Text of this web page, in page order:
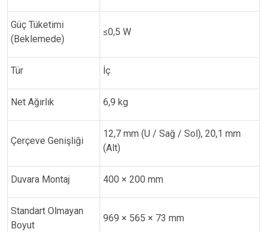
Güç Tüketimi
(Beklemede)
≤0,5 W
Tür İç
Net Ağırlık 6,9 kg
Çerçeve Genişliği
12,7 mm (U / Sağ / Sol), 20,1 mm
(Alt)
Duvara Montaj 400 × 200 mm
Standart Olmayan
Boyut
969 × 565 × 73 mm